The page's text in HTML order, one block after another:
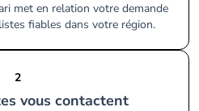
met en relation votre demande
fiables dans votre région.
2
vous contactent